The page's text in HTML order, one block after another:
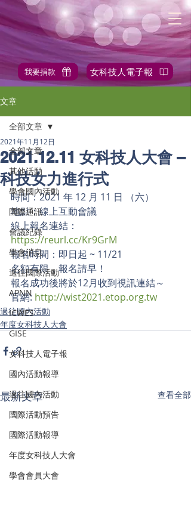
我要捐款 女科技人電子報
文章
全部文章
其他活動
學會國內活動
國際通訊
會議紀錄
學會消息
過往國際活動
APNN
ICWES
GISE
女科技人電子報
國內活動報導
過往國內活動
國際活動預告
國際活動報導
年度女科技人大會
學會會員大會
全部文章
2021.12.11 女科技人大會 –
科技女力進行式
2021年11月12日
時間：2021 年 12 月 11 日 （六）
地點：線上互動會議
線上報名連結：
https://reurl.cc/Kr9GrM
報名時間：即日起 ~ 11/21
名額有限，報名請早！
報名成功後將於12月收到視訊連結～
官網: http://wist2021.etop.org.tw
過往國內活動
年度女科技人大會
最新文章 查看全部